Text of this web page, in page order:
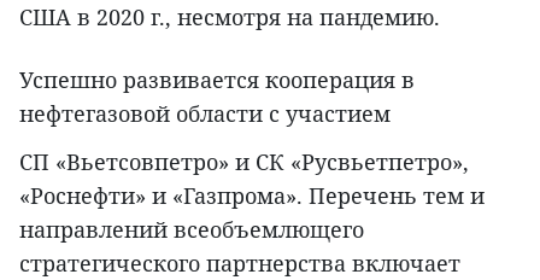
США в 2020 г., несмотря на пандемию.
Успешно развивается кооперация в
нефтегазовой области с участием
СП «Вьетсовпетро» и СК «Русвьетпетро»,
«Роснефти» и «Газпрома». Перечень тем и
направлений всеобъемлющего
стратегического партнерства включает